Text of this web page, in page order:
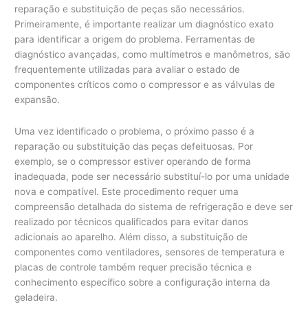
reparação e substituição de peças são necessários.
Primeiramente, é importante realizar um diagnóstico exato
para identificar a origem do problema. Ferramentas de
diagnóstico avançadas, como multímetros e manômetros, são
frequentemente utilizadas para avaliar o estado de
componentes críticos como o compressor e as válvulas de
expansão.
Uma vez identificado o problema, o próximo passo é a
reparação ou substituição das peças defeituosas. Por
exemplo, se o compressor estiver operando de forma
inadequada, pode ser necessário substituí-lo por uma unidade
nova e compatível. Este procedimento requer uma
compreensão detalhada do sistema de refrigeração e deve ser
realizado por técnicos qualificados para evitar danos
adicionais ao aparelho. Além disso, a substituição de
componentes como ventiladores, sensores de temperatura e
placas de controle também requer precisão técnica e
conhecimento específico sobre a configuração interna da
geladeira.